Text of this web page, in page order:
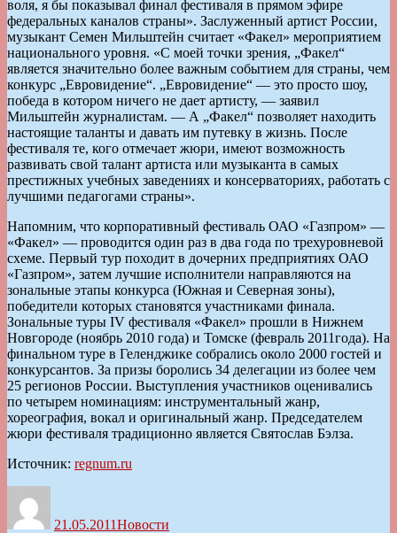
воля, я бы показывал финал фестиваля в прямом эфире
федеральных каналов страны». Заслуженный артист России,
музыкант Семен Мильштейн считает «Факел» мероприятием
национального уровня. «С моей точки зрения, „Факел“
является значительно более важным событием для страны, чем
конкурс „Евровидение“. „Евровидение“ — это просто шоу,
победа в котором ничего не дает артисту, — заявил
Мильштейн журналистам. — А „Факел“ позволяет находить
настоящие таланты и давать им путевку в жизнь. После
фестиваля те, кого отмечает жюри, имеют возможность
развивать свой талант артиста или музыканта в самых
престижных учебных заведениях и консерваториях, работать с
лучшими педагогами страны».
Напомним, что корпоративный фестиваль ОАО «Газпром» —
«Факел» — проводится один раз в два года по трехуровневой
схеме. Первый тур походит в дочерних предприятиях ОАО
«Газпром», затем лучшие исполнители направляются на
зональные этапы конкурса (Южная и Северная зоны),
победители которых становятся участниками финала.
Зональные туры IV фестиваля «Факел» прошли в Нижнем
Новгороде (ноябрь 2010 года) и Томске (февраль 2011года). На
финальном туре в Геленджике собрались около 2000 гостей и
конкурсантов. За призы боролись 34 делегации из более чем
25 регионов России. Выступления участников оценивались
по четырем номинациям: инструментальный жанр,
хореография, вокал и оригинальный жанр. Председателем
жюри фестиваля традиционно является Святослав Бэлза.
Источник: regnum.ru
21.05.2011Новости